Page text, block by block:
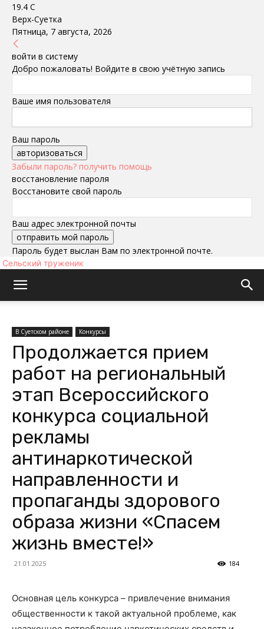
19.4 C
Верх-Суетка
Пятница, 7 августа, 2026
войти в систему
Добро пожаловать! Войдите в свою учётную запись
Ваше имя пользователя
Ваш пароль
Забыли пароль? получить помощь
восстановление пароля
Восстановите свой пароль
Ваш адрес электронной почты
Пароль будет выслан Вам по электронной почте.
Сельский труженик
В Суетском районе Конкурсы
Продолжается прием
работ на региональный
этап Всероссийского
конкурса социальной
рекламы
антинаркотической
направленности и
пропаганды здорового
образа жизни «Спасем
жизнь вместе!»
21.01.2025 184
Основная цель конкурса – привлечение внимания
общественности к такой актуальной проблеме, как